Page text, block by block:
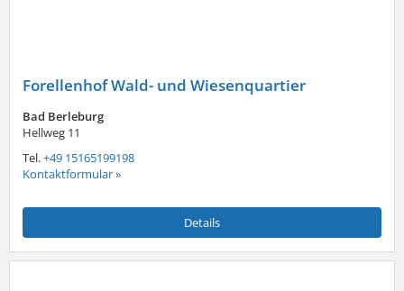
Forellenhof Wald- und Wiesenquartier
Bad Berleburg
Hellweg 11
Tel.+49 15165199198
Kontaktformular »
Details